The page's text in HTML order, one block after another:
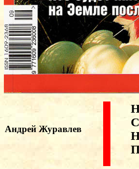
Андрей Журавлев